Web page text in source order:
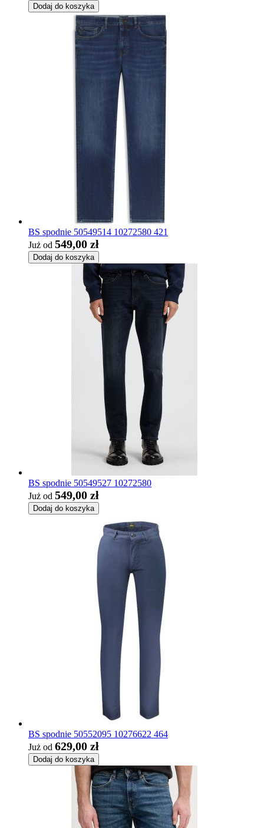
Dodaj do koszyka
BS spodnie 50549514 10272580 421
Już od 549,00 zł
Dodaj do koszyka
BS spodnie 50549527 10272580
Już od 549,00 zł
Dodaj do koszyka
BS spodnie 50552095 10276622 464
Już od 629,00 zł
Dodaj do koszyka